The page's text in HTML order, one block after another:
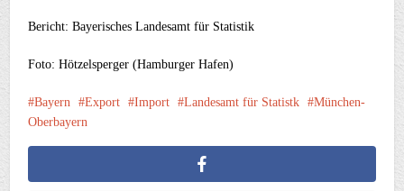
Bericht: Bayerisches Landesamt für Statistik
Foto: Hötzelsperger (Hamburger Hafen)
Bayern Export Import Landesamt für Statistk
München-
Oberbayern